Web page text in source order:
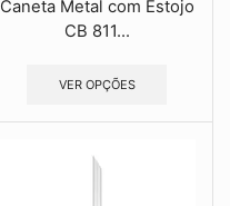
Caneta Metal com Estojo
CB 811...
VER OPÇÕES